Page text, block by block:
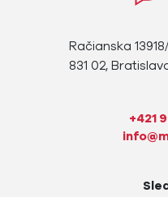
Račianska
831 02,
+421